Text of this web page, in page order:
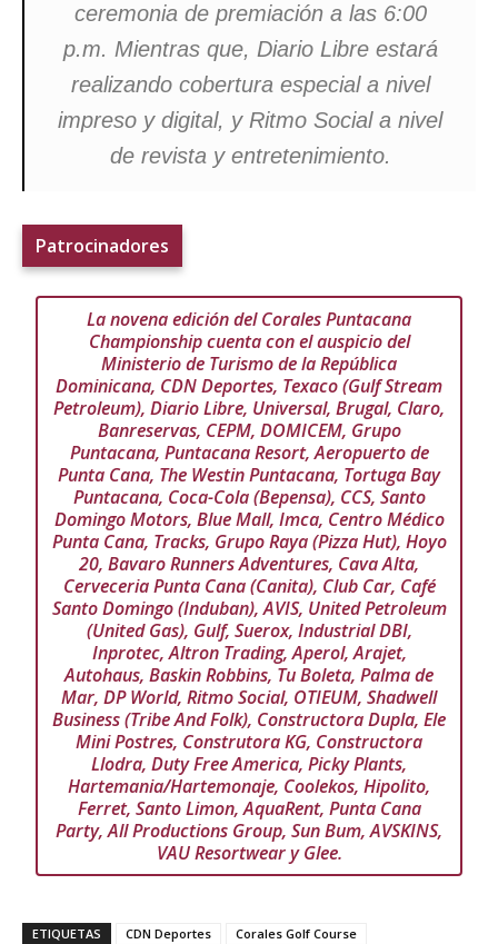
ceremonia de premiación a las 6:00
p.m. Mientras que, Diario Libre estará
realizando cobertura especial a nivel
impreso y digital, y Ritmo Social a nivel
de revista y entretenimiento.
Patrocinadores
La novena edición del Corales Puntacana
Championship cuenta con el auspicio del
Ministerio de Turismo de la República
Dominicana, CDN Deportes, Texaco (Gulf Stream
Petroleum), Diario Libre, Universal, Brugal, Claro,
Banreservas, CEPM, DOMICEM, Grupo
Puntacana, Puntacana Resort, Aeropuerto de
Punta Cana, The Westin Puntacana, Tortuga Bay
Puntacana, Coca-Cola (Bepensa), CCS, Santo
Domingo Motors, Blue Mall, Imca, Centro Médico
Punta Cana, Tracks, Grupo Raya (Pizza Hut), Hoyo
20, Bavaro Runners Adventures, Cava Alta,
Cerveceria Punta Cana (Canita), Club Car, Café
Santo Domingo (Induban), AVIS, United Petroleum
(United Gas), Gulf, Suerox, Industrial DBI,
Inprotec, Altron Trading, Aperol, Arajet,
Autohaus, Baskin Robbins, Tu Boleta, Palma de
Mar, DP World, Ritmo Social, OTIEUM, Shadwell
Business (Tribe And Folk), Constructora Dupla, Ele
Mini Postres, Construtora KG, Constructora
Llodra, Duty Free America, Picky Plants,
Hartemania/Hartemonaje, Coolekos, Hipolito,
Ferret, Santo Limon, AquaRent, Punta Cana
Party, All Productions Group, Sun Bum, AVSKINS,
VAU Resortwear y Glee.
ETIQUETAS CDN Deportes
Corales Golf Course